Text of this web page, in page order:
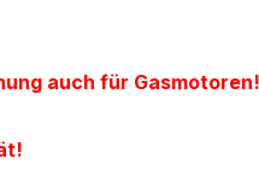
auch für Gasmotoren!